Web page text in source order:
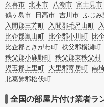
久喜市 北本市 八潮市 富士見市
鶴ヶ島市
日高市 吉川市 ふじみ
入間郡三芳町
入間郡毛呂山町
比企郡嵐山町
比企郡小川町 比
比企郡ときがわ町 秩父郡横瀬町
秩父郡小鹿野町 秩父郡東秩父村
児玉郡上里町 大里郡寄居町 南
北葛飾郡松伏町
全国の部屋片付け業者ラ